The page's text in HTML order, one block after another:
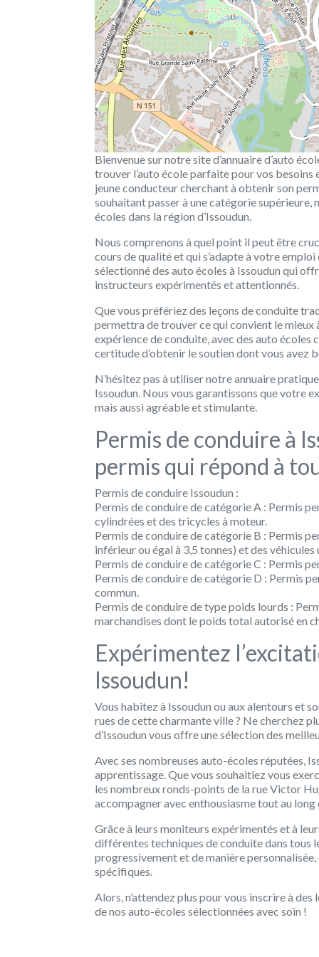
Bienvenue sur notre site d’annuaire d’auto
trouver l’auto école parfaite pour vos besoins
jeune conducteur cherchant à obtenir son
souhaitant passer à une catégorie supérieure,
écoles dans la région d’Issoudun.
Nous comprenons à quel point il peut être
cours de qualité et qui s’adapte à votre
sélectionné des auto écoles à Issoudun qui
instructeurs expérimentés et attentionnés.
Que vous préfériez des leçons de conduite
permettra de trouver ce qui convient le mieux
expérience de conduite, avec des auto écoles
certitude d’obtenir le soutien dont vous avez
N’hésitez pas à utiliser notre annuaire
Issoudun. Nous vous garantissons que votre
mais aussi agréable et stimulante.
Permis de conduire à
permis qui répond à
Permis de conduire Issoudun :
Permis de conduire de catégorie A : Permis
cylindrées et des tricycles à moteur.
Permis de conduire de catégorie B : Permis
inférieur ou égal à 3,5 tonnes) et des
Permis de conduire de catégorie C : Permis
Permis de conduire de catégorie D : Permis
commun.
Permis de conduire de type poids lourds :
marchandises dont le poids total autorisé en
Expérimentez
Issoudun!
Vous habitez à Issoudun ou aux alentours et
rues de cette charmante ville ? Ne cherchez
d’Issoudun vous offre une sélection des
Avec ses nombreuses auto-écoles réputées,
apprentissage. Que vous souhaitiez vous
les nombreux ronds-points de la rue Victor
accompagner avec enthousiasme tout au
Grâce à leurs moniteurs expérimentés et à
différentes techniques de conduite dans tous
progressivement et de manière
spécifiques.
Alors, n’attendez plus pour vous inscrire à
de nos auto-écoles sélectionnées avec soin !